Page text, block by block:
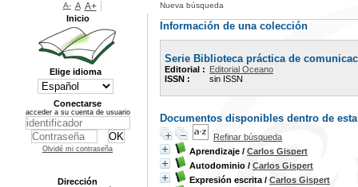
Nueva búsqueda
Información de una colección
Serie Biblioteca práctica de
Editorial : Editorial Oceano
ISSN :
sin ISSN
Documentos disponibles dentro de
Refinar búsqueda
Aprendizaje / Carlos Gispert
Autodominio / Carlos Gispert
Expresión escrita / Carlos Gispert
A- A A+
Inicio
Elige idioma
Conectarse
acceder a su cuenta de usuario
Olvidé mi contraseña
Dirección